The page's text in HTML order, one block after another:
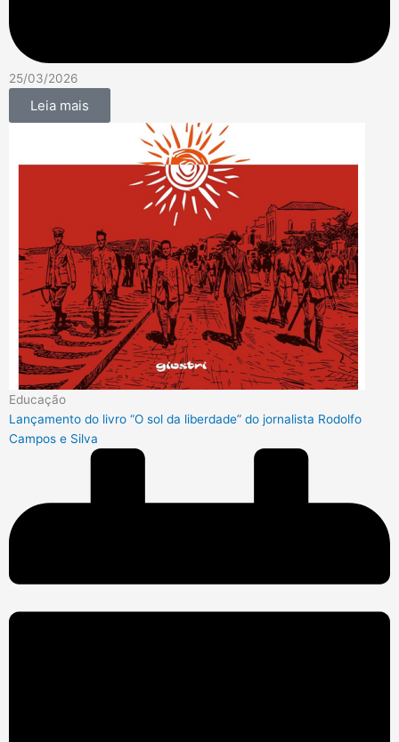
25/03/2026
Leia mais
Educação
Lançamento do livro “O sol da liberdade” do jornalista Rodolfo
Campos e Silva